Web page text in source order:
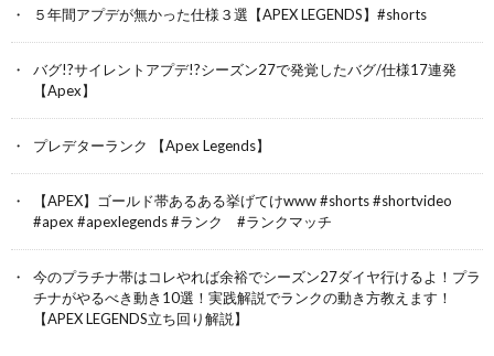
５年間アプデが無かった仕様３選【APEX LEGENDS】#shorts
バグ!?サイレントアプデ!?シーズン27で発覚したバグ/仕様17連発
【Apex】
プレデターランク 【Apex Legends】
【APEX】ゴールド帯あるある挙げてけwww #shorts #shortvideo
#apex #apexlegends #ランク #ランクマッチ
今のプラチナ帯はコレやれば余裕でシーズン27ダイヤ行けるよ！プラ
チナがやるべき動き10選！実践解説でランクの動き方教えます！
【APEX LEGENDS立ち回り解説】